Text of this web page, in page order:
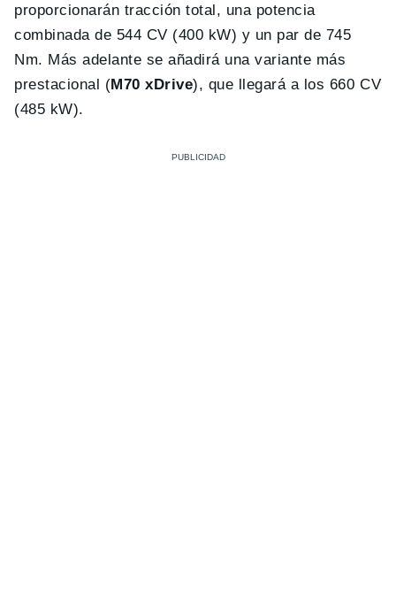
proporcionarán tracción total, una potencia
combinada de 544 CV (400 kW) y un par de 745
Nm. Más adelante se añadirá una variante más
prestacional (M70 xDrive), que llegará a los 660 CV
(485 kW).